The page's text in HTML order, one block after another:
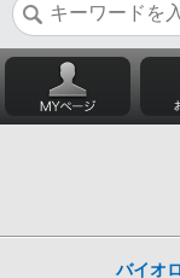
バイオ